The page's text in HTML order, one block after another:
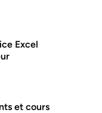
Excel
et cours